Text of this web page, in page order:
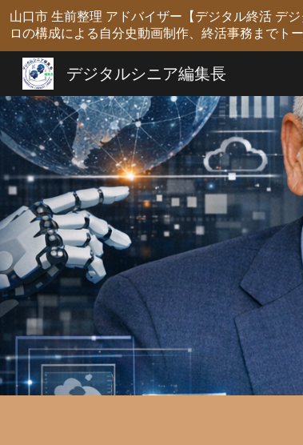
山口市 生前整理 アドバイザー【デジタル終活 デ
ロの構成による自分史動画制作、終活事務までト
デジタルシニア編集長